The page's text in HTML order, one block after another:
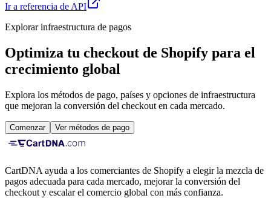
Ir a referencia de API
Explorar infraestructura de pagos
Optimiza tu checkout de Shopify para el
crecimiento global
Explora los métodos de pago, países y opciones de infraestructura
que mejoran la conversión del checkout en cada mercado.
Comenzar Ver métodos de pago
CartDNA ayuda a los comerciantes de Shopify a elegir la mezcla de
pagos adecuada para cada mercado, mejorar la conversión del
checkout y escalar el comercio global con más confianza.